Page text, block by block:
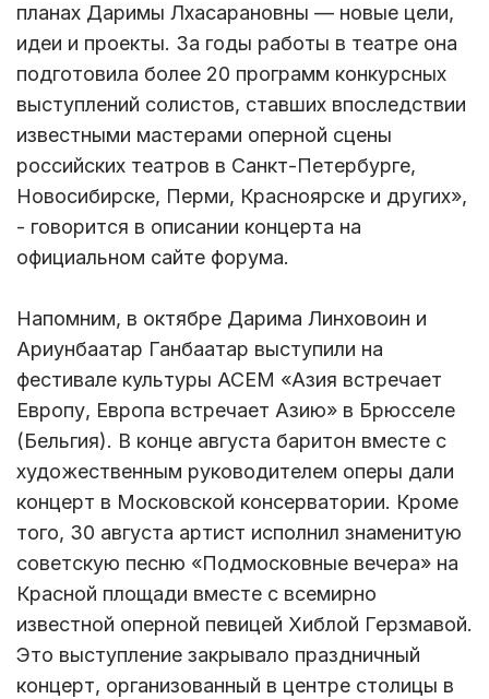
планах Даримы Лхасарановны — новые цели,
идеи и проекты. За годы работы в театре она
подготовила более 20 программ конкурсных
выступлений солистов, ставших впоследствии
известными мастерами оперной сцены
российских театров в Санкт-Петербурге,
Новосибирске, Перми, Красноярске и других»,
- говорится в описании концерта на
официальном сайте форума.
Напомним, в октябре Дарима Линховоин и
Ариунбаатар Ганбаатар выступили на
фестивале культуры АСЕМ «Азия встречает
Европу, Европа встречает Азию» в Брюсселе
(Бельгия). В конце августа баритон вместе с
художественным руководителем оперы дали
концерт в Московской консерватории. Кроме
того, 30 августа артист исполнил знаменитую
советскую песню «Подмосковные вечера» на
Красной площади вместе с всемирно
известной оперной певицей Хиблой Герзмавой.
Это выступление закрывало праздничный
концерт, организованный в центре столицы в